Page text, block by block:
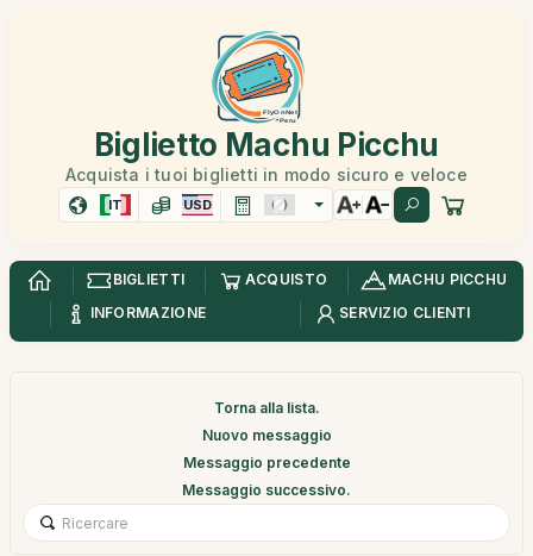
Biglietto Machu Picchu
Acquista i tuoi biglietti in modo sicuro e veloce
IT USD
BIGLIETTI ACQUISTO
MACHU PICCHU
INFORMAZIONE
SERVIZIO CLIENTI
Torna alla lista.
Nuovo messaggio
Messaggio precedente
Messaggio successivo.